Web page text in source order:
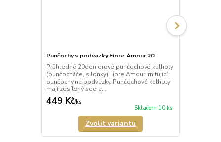
Punčochy s podvazky Fiore Amour 20
Průhledné 20denierové punčochové kalhoty
(punčocháče, silonky) Fiore Amour imitující
punčochy na podvazky. Punčochové kalhoty
mají zesílený sed a...
449 Kč/ks
Skladem 10 ks
Zvolit variantu